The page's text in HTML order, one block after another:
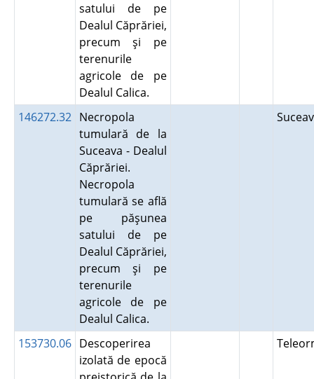
satului de pe
Dealul Căprăriei,
precum şi pe
terenurile
agricole de pe
Dealul Calica.
146272.32 Necropola
tumulară de la
Suceava - Dealul
Căprăriei.
Necropola
tumulară se află
pe păşunea
satului de pe
Dealul Căprăriei,
precum şi pe
terenurile
agricole de pe
Dealul Calica.
153730.06 Descoperirea
izolată de epocă